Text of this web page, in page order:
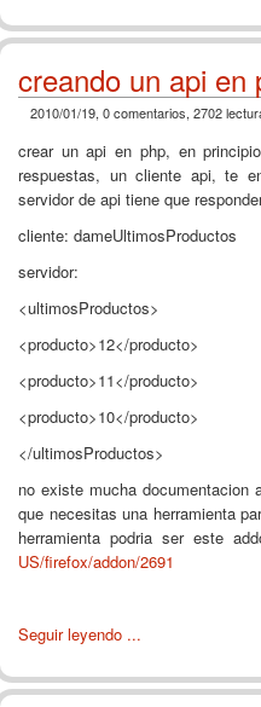
creando un api en
2010/01/19, 0 comentarios, 2702
crear un api en php, en
respuestas, un cliente api, te
servidor de api tiene que
cliente: dameUltimosProductos
servidor:
<ultimosProductos>
<producto>12</producto>
<producto>11</producto>
<producto>10</producto>
</ultimosProductos>
no existe mucha
que necesitas una herramienta
herramienta podria ser este
US/firefox/addon/2691
Seguir leyendo ...